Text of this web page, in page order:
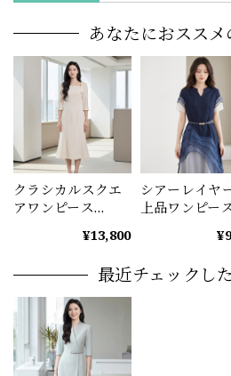
あなたにおススメ
クラシカルスクエ
アワンピース
¥13,800
シアーレイヤ
上品ワンピー
ブルー A1234
最近チェックし